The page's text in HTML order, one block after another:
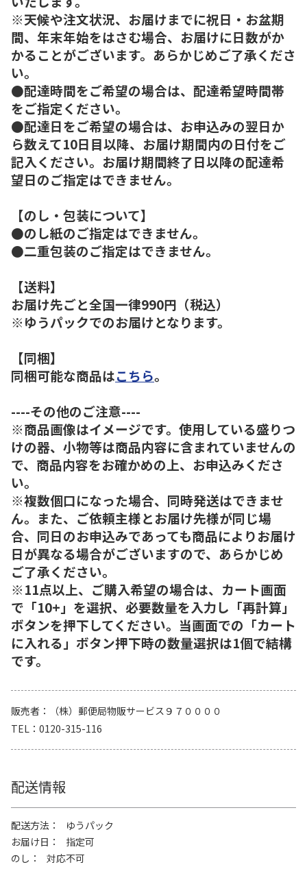
※天候や注文状況、お届けまでに祝日・お盆期
間、年末年始をはさむ場合、お届けに日数がか
かることがございます。あらかじめご了承くださ
い。
●配達時間をご希望の場合は、配達希望時間帯
をご指定ください。
●配達日をご希望の場合は、お申込みの翌日か
ら数えて10日目以降、お届け期間内の日付をご
記入ください。お届け期間終了日以降の配達希
望日のご指定はできません。
【のし・包装について】
●のし紙のご指定はできません。
●二重包装のご指定はできません。
【送料】
お届け先ごと全国一律990円（税込）
※ゆうパックでのお届けとなります。
【同梱】
同梱可能な商品はこちら。
----その他のご注意----
※商品画像はイメージです。使用している盛りつ
けの器、小物等は商品内容に含まれていませんの
で、商品内容をお確かめの上、お申込みくださ
い。
※複数個口になった場合、同時発送はできませ
ん。また、ご依頼主様とお届け先様が同じ場
合、同日のお申込みであっても商品によりお届け
日が異なる場合がございますので、あらかじめ
ご了承ください。
※11点以上、ご購入希望の場合は、カート画面
で「10+」を選択、必要数量を入力し「再計算」
ボタンを押下してください。当画面での「カート
に入れる」ボタン押下時の数量選択は1個で結構
です。
販売者
（株）郵便局物販サービス９７００００
TEL
0120-315-116
配送情報
配送方法
ゆうパック
お届け日
指定可
のし
対応不可